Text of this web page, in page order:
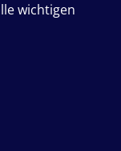
wichtigen